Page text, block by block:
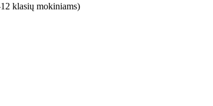
klasių mokiniams)